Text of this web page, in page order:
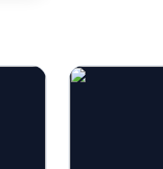
SD IT Tunas
Bullying,